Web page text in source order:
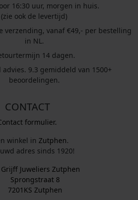
16:30 uur, morgen in huis.
(zie ook de levertijd)
verzending, vanaf €49,- per bestelling
in NL.
14 dagen.
advies. 9.3 gemiddeld van 1500+
beoordelingen.
CONTACT
formulier.
winkel in Zutphen.
adres sinds 1920!
Grijff Juweliers Zutphen
Sprongstraat 8
7201KS Zutphen